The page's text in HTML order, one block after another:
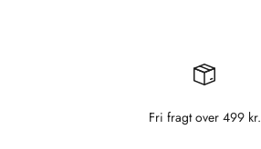
Fri fragt over 499 kr.